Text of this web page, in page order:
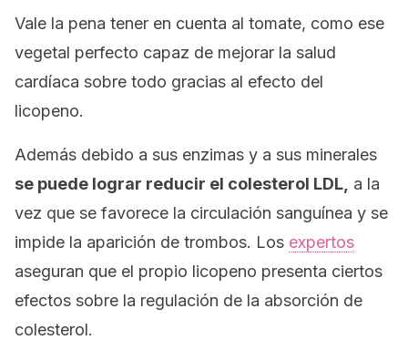
Vale la pena tener en cuenta al tomate, como ese
vegetal perfecto capaz de mejorar la salud
cardíaca sobre todo gracias al efecto del
licopeno.
Además debido a sus enzimas y a sus minerales
se puede lograr reducir el colesterol LDL, a la
vez que se favorece la circulación sanguínea y se
impide la aparición de trombos. Los expertos
aseguran que el propio licopeno presenta ciertos
efectos sobre la regulación de la absorción de
colesterol.